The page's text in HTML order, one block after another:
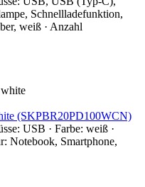
Schnellladefunktion,
weiß · Anzahl
(SKPBR20PD100WCN)
USB · Farbe: weiß ·
Notebook, Smartphone,